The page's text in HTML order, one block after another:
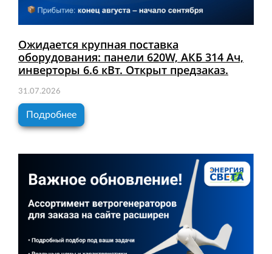
Ожидается крупная поставка
оборудования: панели 620W, АКБ 314 Ач,
инверторы 6.6 кВт. Открыт предзаказ.
31.07.2026
Подробнее